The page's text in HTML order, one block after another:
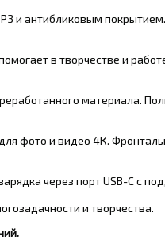
и антибликовым
в творчестве и
материала.
фото и видео 4К.
через порт USB-C с
и творчества.